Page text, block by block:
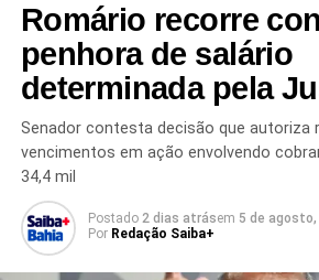
Brasil.
Redação Saiba+
Romário recorre
penhora de salário
determinada pela
Senador contesta decisão que autoriza
vencimentos em ação envolvendo
34,4 mil
Postado 2 dias atrásem 5 de agosto,
Por Redação Saiba+